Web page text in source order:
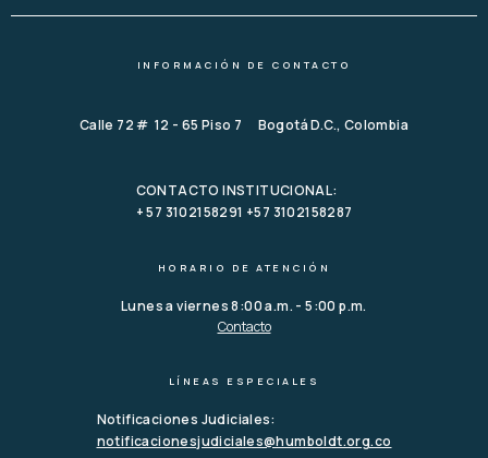
INFORMACIÓN DE CONTACTO
Calle 72 # 12 - 65 Piso 7 Bogotá D.C., Colombia
CONTACTO INSTITUCIONAL:
+ 57 3102158291 +57 3102158287
HORARIO DE ATENCIÓN
Lunes a viernes 8:00 a.m. - 5:00 p.m.
Contacto
LÍNEAS ESPECIALES
Notificaciones Judiciales:
notificacionesjudiciales@humboldt.org.co